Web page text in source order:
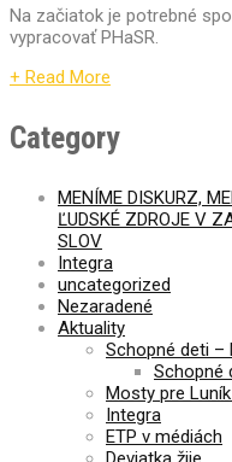
Na začiatok je potrebné
vypracovať PHaSR.
+ Read More
Category
MENÍME DISKURZ,
ĽUDSKÉ ZDROJE V
SLOV
Integra
uncategorized
Nezaradené
Aktuality
Schopné deti –
Schopné
Mosty pre Luník
Integra
ETP v médiách